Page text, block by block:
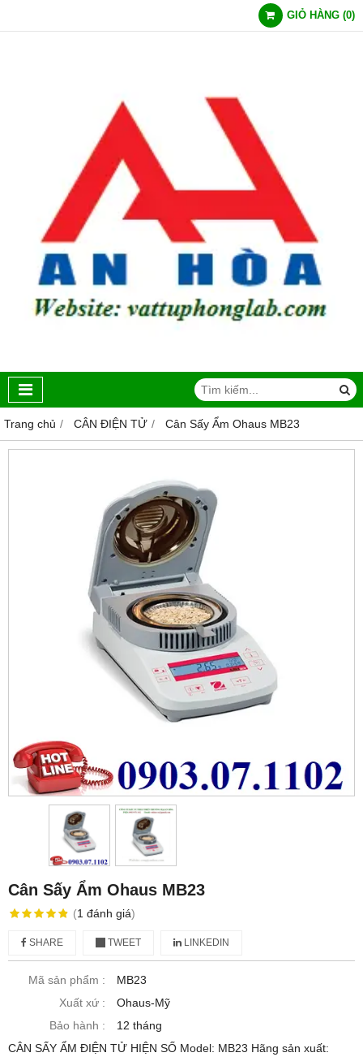
GIỎ HÀNG (0)
Trang chủ CÂN ĐIỆN TỬ Cân Sấy Ẩm Ohaus MB23
Cân Sấy Ẩm Ohaus MB23
(1 đánh giá)
SHARE TWEET LINKEDIN
Mã sản phẩm :
MB23
Xuất xứ :
Ohaus-Mỹ
Bảo hành :
12 tháng
CÂN SẤY ẨM ĐIỆN TỬ HIỆN SỐ Model: MB23 Hãng sản xuất: